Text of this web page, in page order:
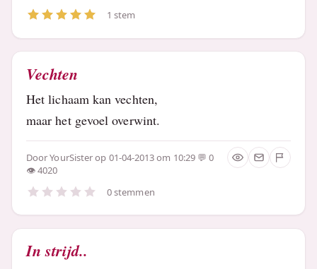
1 stem
Vechten
Het lichaam kan vechten,
maar het gevoel overwint.
DoorYourSisterop 01-04-2013 om 10:29
0
4020
0 stemmen
In strijd..